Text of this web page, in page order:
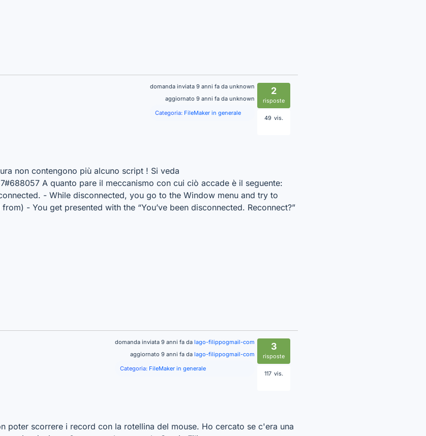
2
risposte
49 vis.
domanda inviata 9 anni fa da unknown
aggiornato 9 anni fa da unknown
Categoria: FileMaker in generale
non contengono più alcuno script ! Si veda
A quanto pare il meccanismo con cui ciò accade è il seguente:
- While disconnected, you go to the Window menu and try to
- You get presented with the “You’ve been disconnected. Reconnect?”
3
risposte
117 vis.
domanda inviata 9 anni fa da lago-filippogmail-com
aggiornato 9 anni fa da lago-filippogmail-com
Categoria: FileMaker in generale
poter scorrere i record con la rotellina del mouse. Ho cercato se c'era una